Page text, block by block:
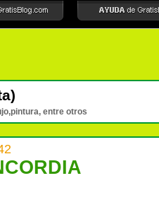
entre otros